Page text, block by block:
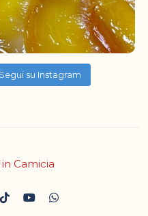
Segui su Instagram
Camicia